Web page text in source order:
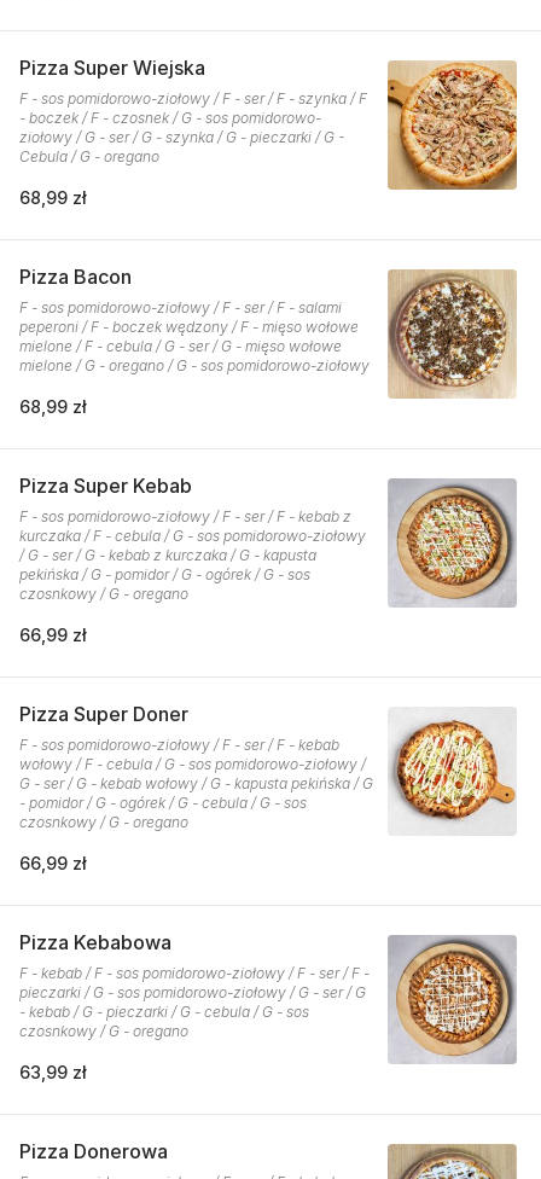
Pizza Super Wiejska
F - sos pomidorowo-ziołowy / F - ser / F - szynka / F
- boczek / F - czosnek / G - sos pomidorowo-
ziołowy / G - ser / G - szynka / G - pieczarki / G -
Cebula / G - oregano
68,99 zł
Pizza Bacon
F - sos pomidorowo-ziołowy / F - ser / F - salami
peperoni / F - boczek wędzony / F - mięso wołowe
mielone / F - cebula / G - ser / G - mięso wołowe
mielone / G - oregano / G - sos pomidorowo-ziołowy
68,99 zł
Pizza Super Kebab
F - sos pomidorowo-ziołowy / F - ser / F - kebab z
kurczaka / F - cebula / G - sos pomidorowo-ziołowy
/ G - ser / G - kebab z kurczaka / G - kapusta
pekińska / G - pomidor / G - ogórek / G - sos
czosnkowy / G - oregano
66,99 zł
Pizza Super Doner
F - sos pomidorowo-ziołowy / F - ser / F - kebab
wołowy / F - cebula / G - sos pomidorowo-ziołowy /
G - ser / G - kebab wołowy / G - kapusta pekińska / G
- pomidor / G - ogórek / G - cebula / G - sos
czosnkowy / G - oregano
66,99 zł
Pizza Kebabowa
F - kebab / F - sos pomidorowo-ziołowy / F - ser / F -
pieczarki / G - sos pomidorowo-ziołowy / G - ser / G
- kebab / G - pieczarki / G - cebula / G - sos
czosnkowy / G - oregano
63,99 zł
Pizza Donerowa